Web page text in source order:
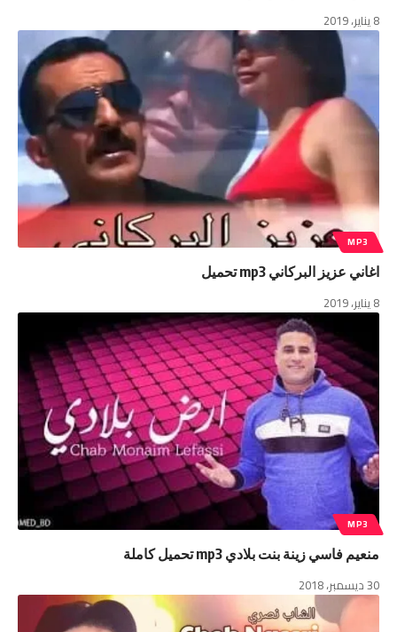
8 يناير، 2019
MP3
اغاني عزيز البركاني mp3 تحميل
8 يناير، 2019
MP3
منعيم فاسي زينة بنت بلادي mp3 تحميل كاملة
30 ديسمبر، 2018